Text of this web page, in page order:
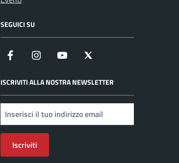
SEGUICI SU
Facebook Instagram YouTube
ISCRIVITI ALLA NOSTRA NEWSLETTER